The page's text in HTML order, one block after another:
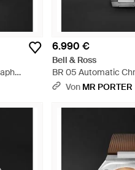
6.990 €
Bell & Ross
BR 05 Automatic
Stainless Steel
Von MR PORTER